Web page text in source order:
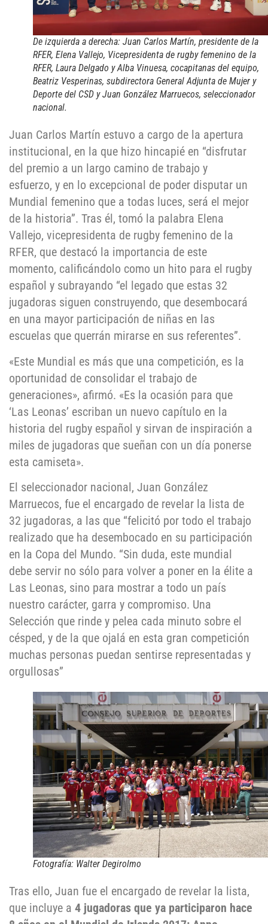
De izquierda a derecha: Juan Carlos Martín, presidente de la
RFER, Elena Vallejo, Vicepresidenta de rugby femenino de la
RFER, Laura Delgado y Alba Vinuesa, cocapitanas del equipo,
Beatriz Vesperinas, subdirectora General Adjunta de Mujer y
Deporte del CSD y Juan González Marruecos, seleccionador
nacional.
Juan Carlos Martín estuvo a cargo de la apertura
institucional, en la que hizo hincapié en “disfrutar
del premio a un largo camino de trabajo y
esfuerzo, y en lo excepcional de poder disputar un
Mundial femenino que a todas luces, será el mejor
de la historia”. Tras él, tomó la palabra Elena
Vallejo, vicepresidenta de rugby femenino de la
RFER, que destacó la importancia de este
momento, calificándolo como un hito para el rugby
español y subrayando “el legado que estas 32
jugadoras siguen construyendo, que desembocará
en una mayor participación de niñas en las
escuelas que querrán mirarse en sus referentes”.
«Este Mundial es más que una competición, es la
oportunidad de consolidar el trabajo de
generaciones», afirmó. «Es la ocasión para que
‘Las Leonas’ escriban un nuevo capítulo en la
historia del rugby español y sirvan de inspiración a
miles de jugadoras que sueñan con un día ponerse
esta camiseta».
El seleccionador nacional, Juan González
Marruecos, fue el encargado de revelar la lista de
32 jugadoras, a las que “felicitó por todo el trabajo
realizado que ha desembocado en su participación
en la Copa del Mundo. “Sin duda, este mundial
debe servir no sólo para volver a poner en la élite a
Las Leonas, sino para mostrar a todo un país
nuestro carácter, garra y compromiso. Una
Selección que rinde y pelea cada minuto sobre el
césped, y de la que ojalá en esta gran competición
muchas personas puedan sentirse representadas y
orgullosas”
Fotografía: Walter Degirolmo
Tras ello, Juan fue el encargado de revelar la lista,
que incluye a 4 jugadoras que ya participaron hace